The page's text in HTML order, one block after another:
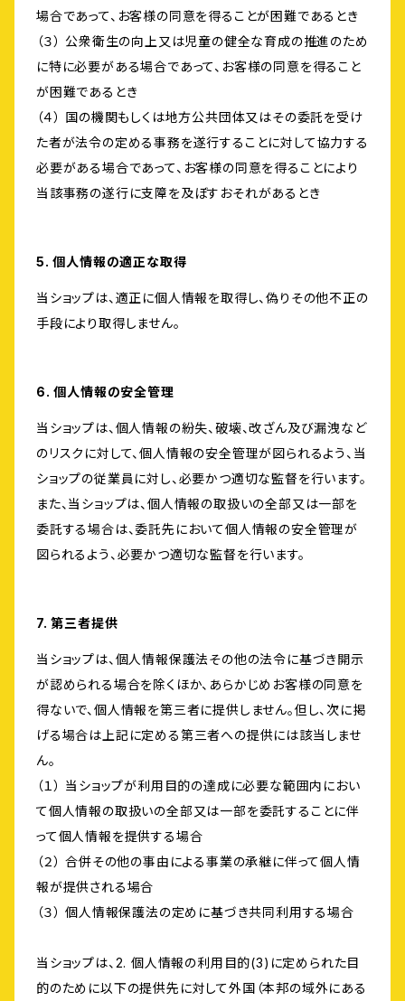
場合であって、お客様の同意を得ることが困難であるとき
（３） 公衆衛生の向上又は児童の健全な育成の推進のため
に特に必要がある場合であって、お客様の同意を得ること
が困難であるとき
（４） 国の機関もしくは地方公共団体又はその委託を受け
た者が法令の定める事務を遂行することに対して協力する
必要がある場合であって、お客様の同意を得ることにより
当該事務の遂行に支障を及ぼすおそれがあるとき
5. 個人情報の適正な取得
当ショップは、適正に個人情報を取得し、偽りその他不正の
手段により取得しません。
6. 個人情報の安全管理
当ショップは、個人情報の紛失、破壊、改ざん及び漏洩など
のリスクに対して、個人情報の安全管理が図られるよう、当
ショップの従業員に対し、必要かつ適切な監督を行います。
また、当ショップは、個人情報の取扱いの全部又は一部を
委託する場合は、委託先において個人情報の安全管理が
図られるよう、必要かつ適切な監督を行います。
7. 第三者提供
当ショップは、個人情報保護法その他の法令に基づき開示
が認められる場合を除くほか、あらかじめお客様の同意を
得ないで、個人情報を第三者に提供しません。但し、次に掲
げる場合は上記に定める第三者への提供には該当しませ
ん。
（１） 当ショップが利用目的の達成に必要な範囲内におい
て個人情報の取扱いの全部又は一部を委託することに伴
って個人情報を提供する場合
（２） 合併その他の事由による事業の承継に伴って個人情
報が提供される場合
（３） 個人情報保護法の定めに基づき共同利用する場合
当ショップは、2. 個人情報の利用目的(3)に定められた目
的のために以下の提供先に対して外国（本邦の域外にある